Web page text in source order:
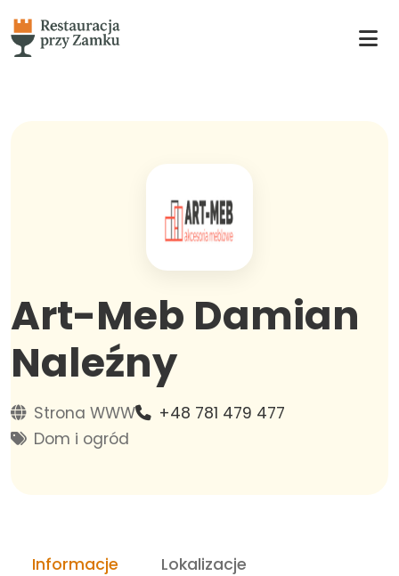
Art-Meb Damian
Naleźny
Strona WWW
+48 781 479 477
Dom i ogród
Informacje Lokalizacje